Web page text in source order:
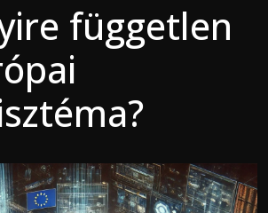
független